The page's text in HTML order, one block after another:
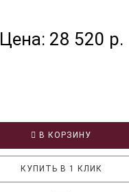
Цена: 28 520 р.
В КОРЗИНУ
КУПИТЬ В 1 КЛИК